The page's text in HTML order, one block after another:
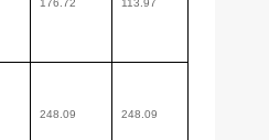
176.72 113.97
248.09 248.09